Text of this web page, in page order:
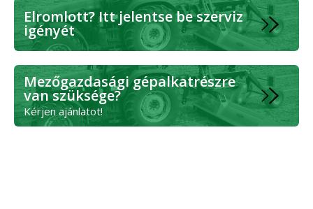
Elromlott? Itt jelentse be szerviz
igényét
Mezőgazdasági gépalkatrészre
van szüksége?
Kérjen ajánlatot!